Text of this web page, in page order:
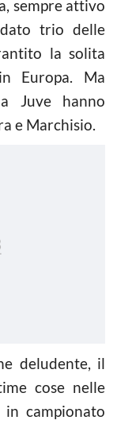
sempre attivo
trio delle
la solita
Europa. Ma
Juve hanno
e Marchisio.
deludente, il
cose nelle
campionato